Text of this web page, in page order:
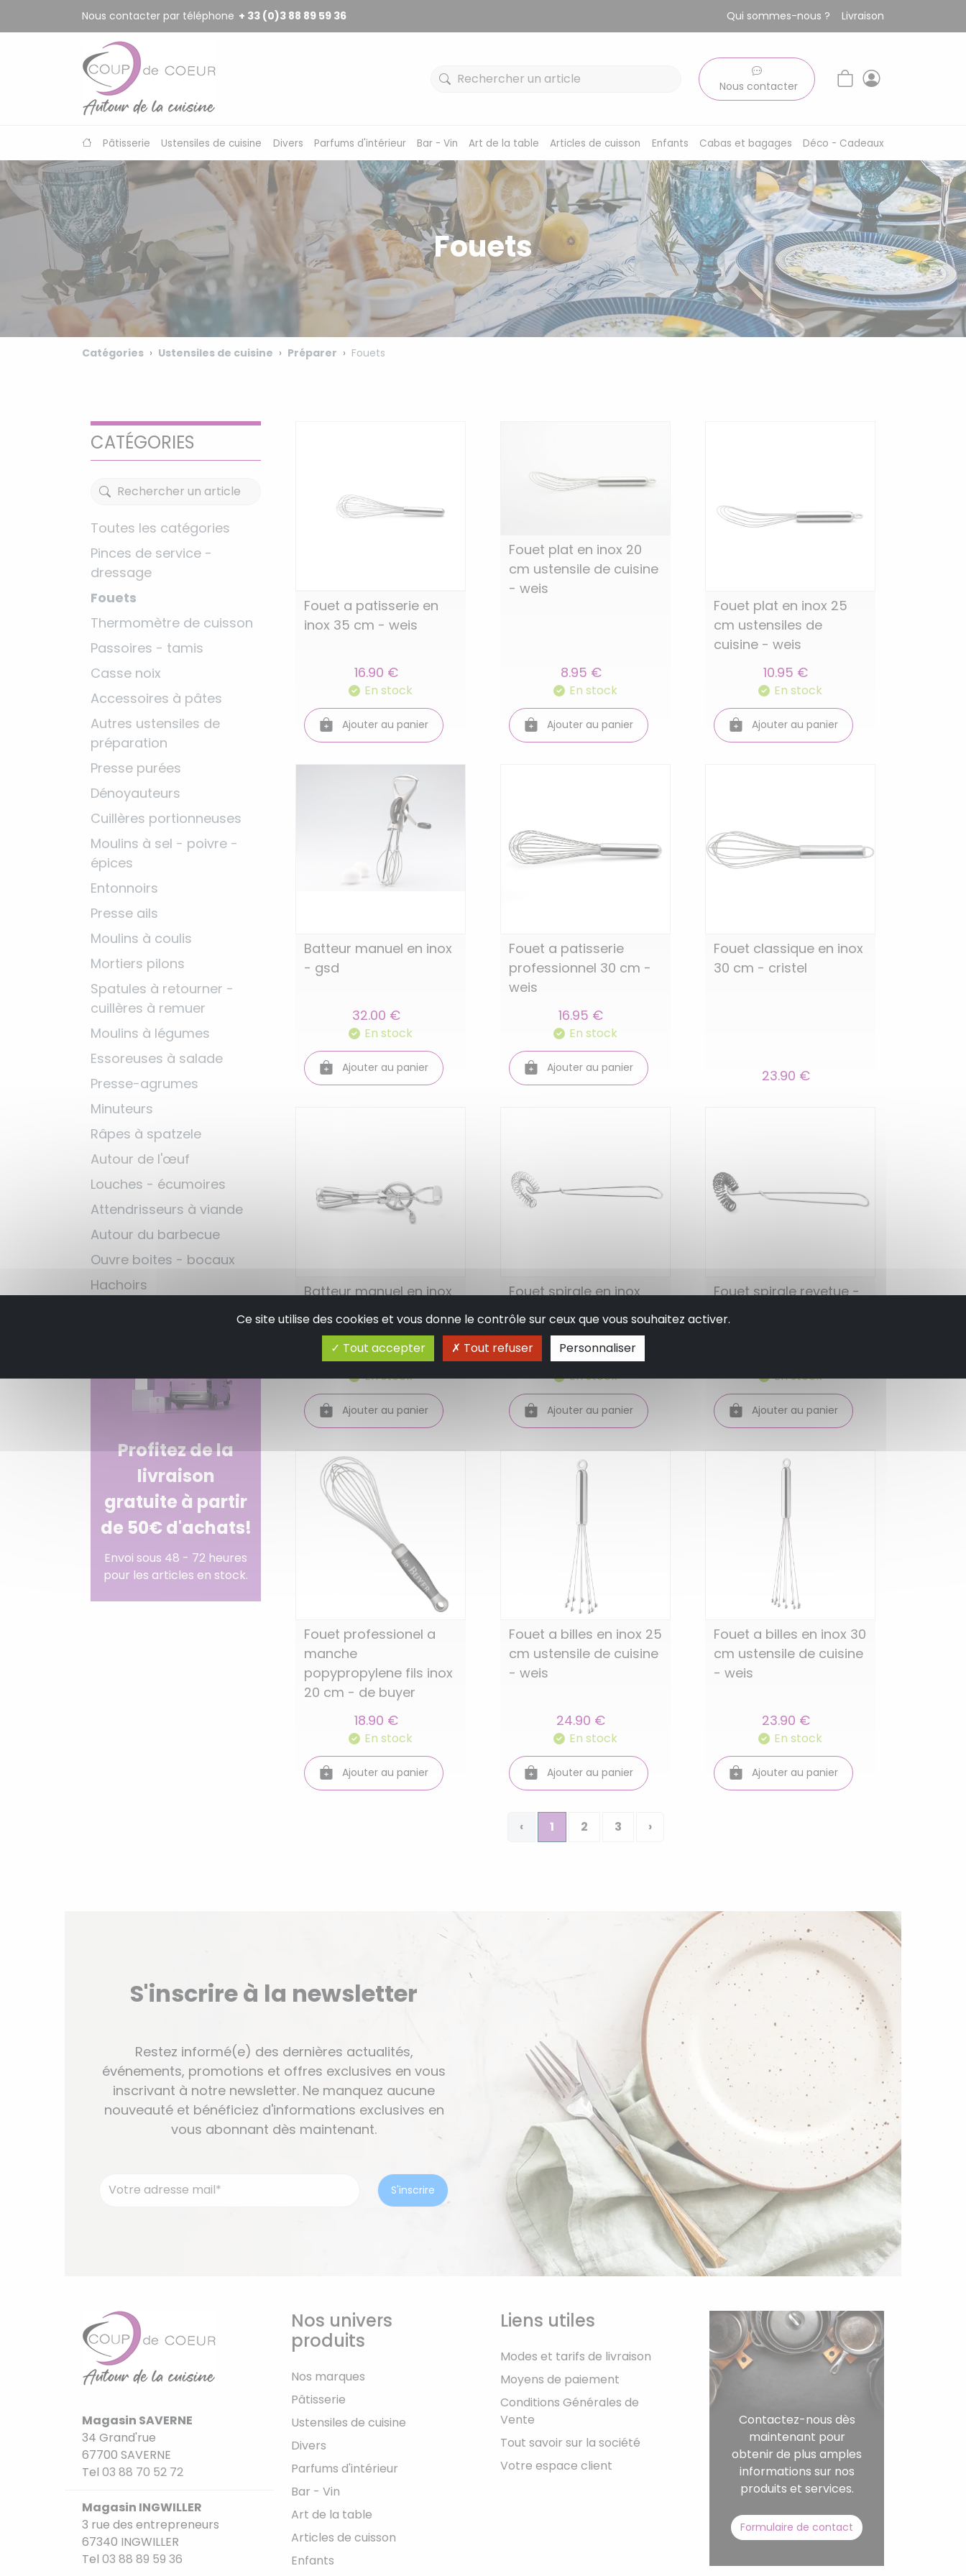
Nous contacter par téléphone + 33 (0)3 88 89 59 36 Qui sommes-nous ? Livraison
Nous contacter
Pâtisserie Ustensiles de cuisine Divers Parfums d'intérieur Bar - Vin Art de la table Articles de cuisson Enfants Cabas et bagages Déco - Cadeaux
Fouets
Catégories Ustensiles de cuisine Préparer Fouets
CATÉGORIES
Toutes les catégories
Pinces de service -
dressage
Fouets
Thermomètre de cuisson
Passoires - tamis
Casse noix
Accessoires à pâtes
Autres ustensiles de
préparation
Presse purées
Dénoyauteurs
Cuillères portionneuses
Moulins à sel - poivre -
épices
Entonnoirs
Presse ails
Moulins à coulis
Mortiers pilons
Spatules à retourner -
cuillères à remuer
Moulins à légumes
Essoreuses à salade
Presse-agrumes
Minuteurs
Râpes à spatzele
Autour de l'œuf
Louches - écumoires
Attendrisseurs à viande
Autour du barbecue
Ouvre boites - bocaux
Hachoirs
Profitez de la
livraison
gratuite à partir
de 50€ d'achats!
Envoi sous 48 - 72 heures
pour les articles en stock.
Fouet a patisserie en
inox 35 cm - weis
16.90 €
En stock
Ajouter au panier
Fouet plat en inox 20
cm ustensile de cuisine
- weis
8.95 €
En stock
Ajouter au panier
Fouet plat en inox 25
cm ustensiles de
cuisine - weis
10.95 €
En stock
Ajouter au panier
Batteur manuel en inox
- gsd
32.00 €
En stock
Ajouter au panier
Fouet a patisserie
professionnel 30 cm -
weis
16.95 €
En stock
Ajouter au panier
Fouet classique en inox
30 cm - cristel
23.90 €
Batteur manuel en inox
- weis
24.95 €
En stock
Ajouter au panier
Fouet spirale en inox
pour monter les sauces
5.90 €
En stock
Ajouter au panier
Fouet spirale revetue -
En stock
Ajouter au panier
Fouet professionel a
manche
popypropylene fils inox
20 cm - de buyer
18.90 €
En stock
Ajouter au panier
Fouet a billes en inox 25
cm ustensile de cuisine
- weis
24.90 €
En stock
Ajouter au panier
Fouet a billes en inox 30
cm ustensile de cuisine
- weis
23.90 €
En stock
Ajouter au panier
‹ 1 2 3 ›
S'inscrire à la newsletter
Restez informé(e) des dernières actualités,
événements, promotions et offres exclusives en vous
inscrivant à notre newsletter. Ne manquez aucune
nouveauté et bénéficiez d'informations exclusives en
vous abonnant dès maintenant.
Magasin SAVERNE
34 Grand'rue
67700 SAVERNE
Tel 03 88 70 52 72
Magasin INGWILLER
3 rue des entrepreneurs
67340 INGWILLER
Tel 03 88 89 59 36
Nos univers
produits
Nos marques
Pâtisserie
Ustensiles de cuisine
Divers
Parfums d'intérieur
Bar - Vin
Art de la table
Articles de cuisson
Enfants
Liens utiles
Modes et tarifs de livraison
Moyens de paiement
Conditions Générales de
Vente
Tout savoir sur la société
Votre espace client
Contactez-nous dès
maintenant pour
obtenir de plus amples
informations sur nos
produits et services.
Formulaire de contact
Panneau de gestion des cookies
Ce site utilise des cookies et vous donne le contrôle sur ceux que vous souhaitez activer.
Tout accepter
Tout refuser Personnaliser